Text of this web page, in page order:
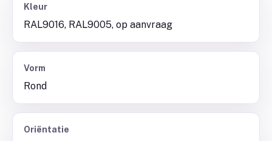
Kleur
RAL9016, RAL9005, op aanvraag
Vorm
Rond
Oriëntatie